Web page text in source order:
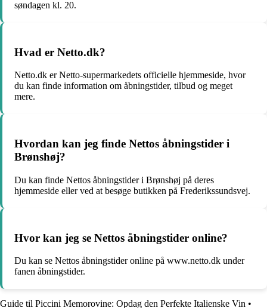
søndagen kl. 20.
Hvad er Netto.dk?
Netto.dk er Netto-supermarkedets officielle hjemmeside, hvor
du kan finde information om åbningstider, tilbud og meget
mere.
Hvordan kan jeg finde Nettos åbningstider i
Brønshøj?
Du kan finde Nettos åbningstider i Brønshøj på deres
hjemmeside eller ved at besøge butikken på Frederikssundsvej.
Hvor kan jeg se Nettos åbningstider online?
Du kan se Nettos åbningstider online på www.netto.dk under
fanen åbningstider.
Guide til Piccini Memorovine: Opdag den Perfekte Italienske Vin •